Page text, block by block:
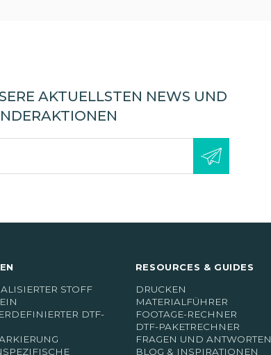
AKTUELLSTEN NEWS UND
STOFF
DTF-
RESOURCES & GUIDES
DRUCKEN
MATERIALFÜHRER
FOOTAGE-RECHNER
DTF-PAKETRECHNER
FRAGEN UND ANTWORTEN
BLOG & INSPIRATIONEN